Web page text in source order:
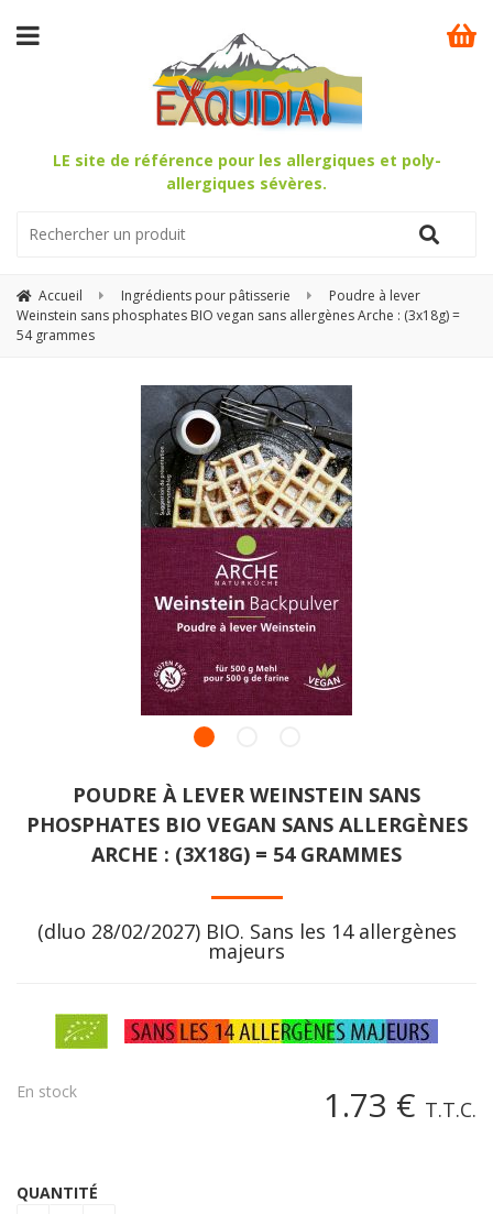
LE site de référence pour les allergiques et poly-
allergiques sévères.
Accueil Ingrédients pour pâtisserie
Poudre à lever
Weinstein sans phosphates BIO vegan sans allergènes Arche : (3x18g) =
54 grammes
POUDRE À LEVER WEINSTEIN SANS
PHOSPHATES BIO VEGAN SANS ALLERGÈNES
ARCHE : (3X18G) = 54 GRAMMES
(dluo 28/02/2027) BIO. Sans les 14 allergènes
majeurs
1.73 € T.T.C.
En stock
QUANTITÉ